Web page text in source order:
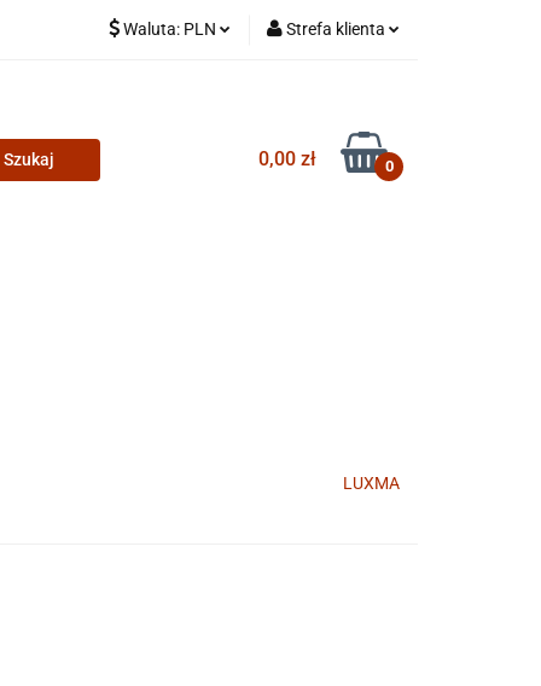
Waluta: PLN Strefa klienta
Zarejestruj się
Dodaj zgłoszenie
0,00 zł 0
LUXMA